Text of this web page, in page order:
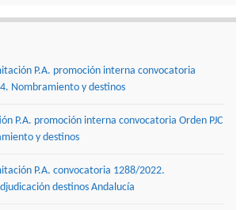
P.A. promoción interna convocatoria
Nombramiento y destinos
P.A. promoción interna convocatoria Orden PJC
y destinos
P.A. convocatoria 1288/2022.
destinos Andalucía